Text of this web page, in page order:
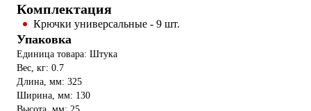
Комплектация
Крючки универсальные - 9 шт.
Упаковка
Единица товара: Штука
Вес, кг: 0.7
Длина, мм: 325
Ширина, мм: 130